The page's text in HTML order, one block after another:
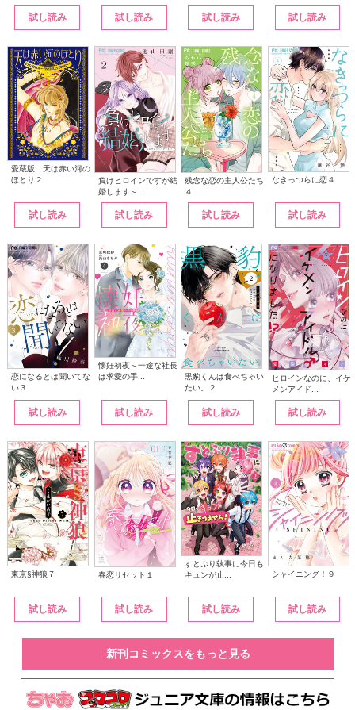
試し読み 試し読み 試し読み 試し読み
愛蔵版 天は赤い河の
ほとり２
試し読み
負けヒロインですが結
婚します～...
試し読み
残念な恋の主人公たち
４
試し読み
なきっつらに恋４
試し読み
恋になるとは聞いてな
い３
試し読み
懐妊初夜～一途な社長
は求愛の手...
試し読み
黒豹くんは食べちゃい
たい。２
試し読み
ヒロインなのに、イケ
メンアイド...
試し読み
東京§神狼７
試し読み
春恋リセット１
試し読み
すとぷり執事に今日も
キュンが止...
試し読み
シャイニング！９
試し読み
新刊コミックスをもっと見る